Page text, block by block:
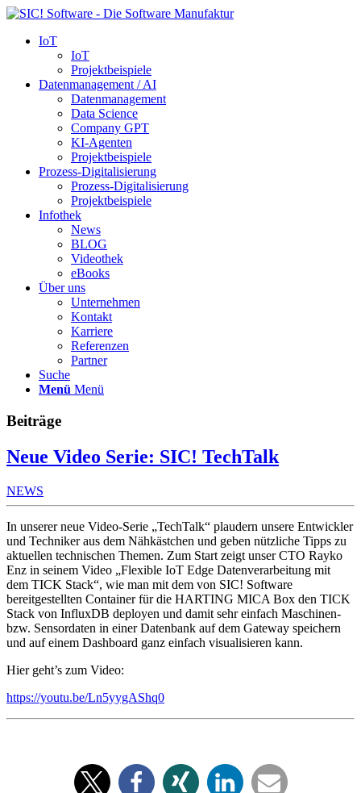
IoT
IoT
Projektbeispiele
Datenmanagement / AI
Datenmanagement
Data Science
Company GPT
KI-Agenten
Projektbeispiele
Prozess-Digitalisierung
Prozess-Digitalisierung
Projektbeispiele
Infothek
News
BLOG
Videothek
eBooks
Über uns
Unternehmen
Kontakt
Karriere
Referenzen
Partner
Suche
Menü Menü
Beiträge
Neue Video Serie: SIC! TechTalk
NEWS
In unserer neue Video-Serie „TechTalk“ plaudern unsere Entwickler
und Techniker aus dem Nähkästchen und geben nützliche Tipps zu
aktuellen technischen Themen. Zum Start zeigt unser CTO Rayko
Enz in seinem Video „Flexible IoT Edge Datenverarbeitung mit
dem TICK Stack“, wie man mit dem von SIC! Software
bereitgestellten Container für die HARTING MICA Box den TICK
Stack von InfluxDB deployen und damit sehr einfach Maschinen-
bzw. Sensordaten in einer Datenbank auf dem Gateway speichern
und auf einem Dashboard ganz einfach visualisieren kann.
Hier geht’s zum Video:
https://youtu.be/Ln5yygAShq0